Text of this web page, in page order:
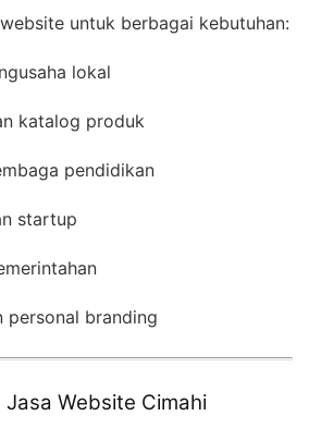
untuk berbagai kebutuhan:
lokal
katalog produk
pendidikan
startup
personal branding
Website Cimahi